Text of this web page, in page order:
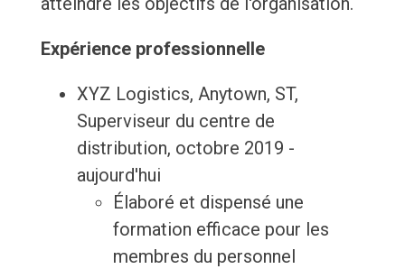
Expérience professionnelle
XYZ Logistics, Anytown, ST,
Superviseur du centre de
distribution, octobre 2019 -
aujourd'hui
Élaboré et dispensé une
formation efficace pour les
membres du personnel